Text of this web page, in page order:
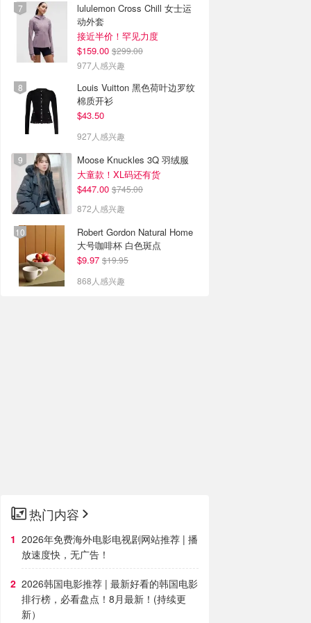
lululemon Cross Chill 女士运
动外套
接近半价！罕见力度
$159.00 $299.00
977人感兴趣
Louis Vuitton 黑色荷叶边罗纹
棉质开衫
$43.50
927人感兴趣
Moose Knuckles 3Q 羽绒服
大童款！XL码还有货
$447.00 $745.00
872人感兴趣
Robert Gordon Natural Home
大号咖啡杯 白色斑点
$9.97 $19.95
868人感兴趣
热门内容
2026年免费海外电影电视剧网站推荐 | 播
放速度快，无广告！
2026韩国电影推荐 | 最新好看的韩国电影
排行榜，必看盘点！8月最新！(持续更
新）